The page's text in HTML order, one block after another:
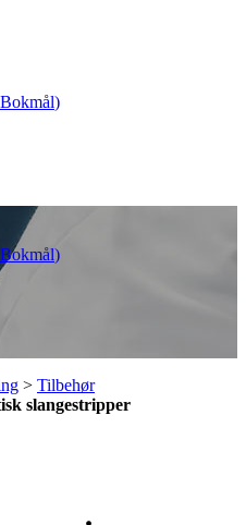
)
)
> Tilbehør
slangestripper